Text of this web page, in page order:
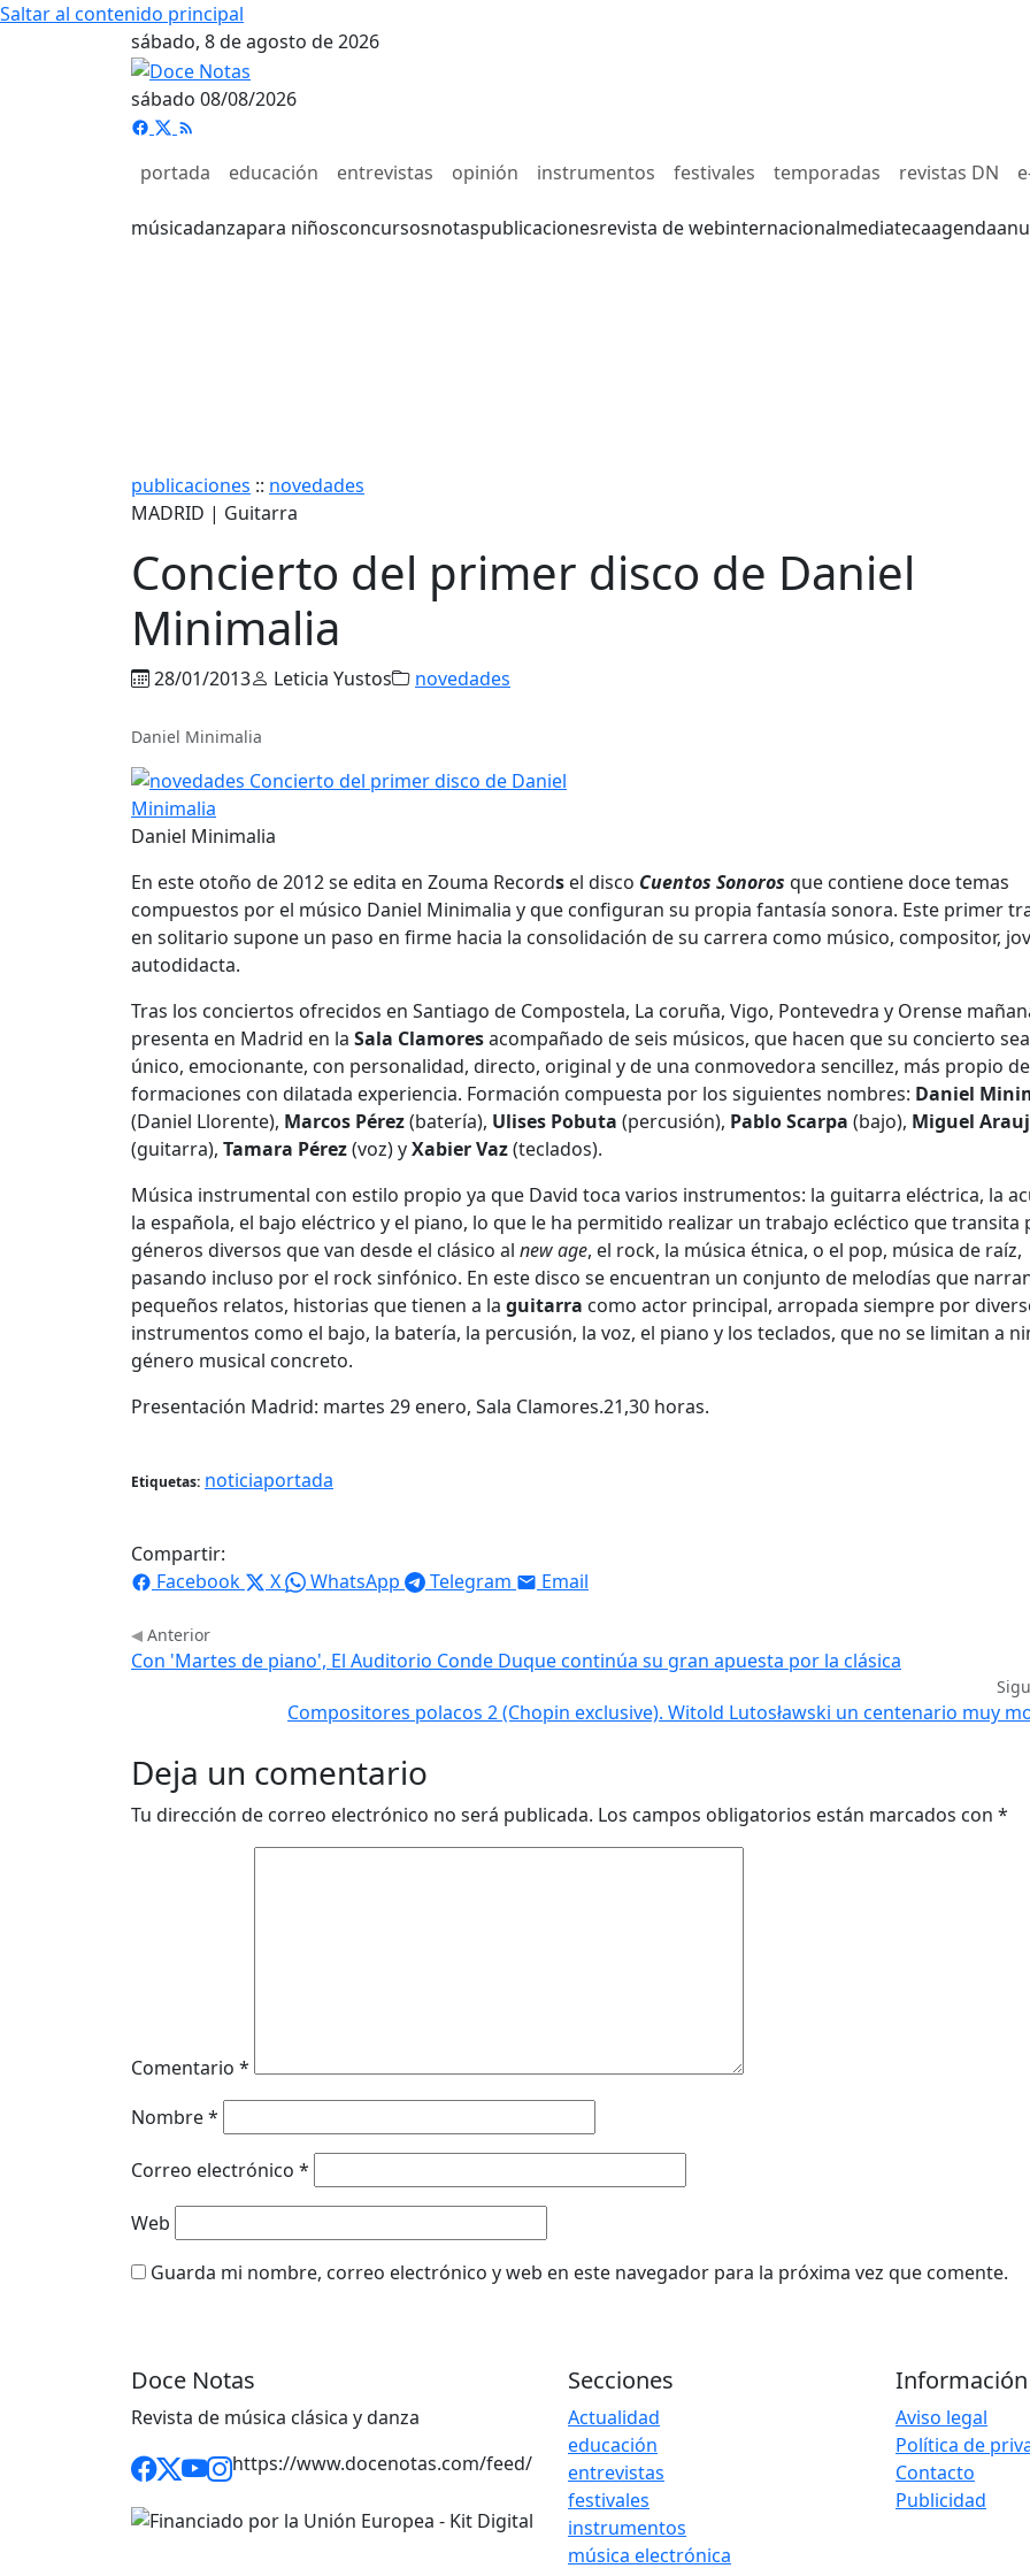
Saltar al contenido principal
sábado, 8 de agosto de 2026
sábado 08/08/2026
portada educación entrevistas opinión instrumentos festivales temporadas revistas DN
músicadanzapara niñosconcursosnotaspublicacionesrevista de webinternacionalmediatecaagenda
publicaciones :: novedades
MADRID | Guitarra
Concierto del primer disco de Daniel
Minimalia
28/01/2013 Leticia Yustos novedades
Daniel Minimalia
Daniel Minimalia
En este otoño de 2012 se edita en Zouma Records el disco Cuentos Sonoros que contiene doce temas
compuestos por el músico Daniel Minimalia y que configuran su propia fantasía sonora. Este primer
en solitario supone un paso en firme hacia la consolidación de su carrera como músico, compositor,
autodidacta.
Tras los conciertos ofrecidos en Santiago de Compostela, La coruña, Vigo, Pontevedra y Orense
presenta en Madrid en la Sala Clamoresacompañado de seis músicos, que hacen que su concierto sea
único, emocionante, con personalidad, directo, original y de una conmovedora sencillez, más propio de
formaciones con dilatada experiencia. Formación compuesta por los siguientes nombres: Daniel
(Daniel Llorente), Marcos Pérez(batería), Ulises Pobuta (percusión), Pablo Scarpa (bajo), Miguel
(guitarra), Tamara Pérez(voz) yXabier Vaz(teclados).
Música instrumental con estilo propio ya que David toca varios instrumentos: la guitarra eléctrica, la
la española, el bajo eléctrico y el piano, lo que le ha permitido realizar un trabajo ecléctico que transita
géneros diversos que van desde el clásico al new age, el rock, la música étnica, o el pop, música de raíz,
pasando incluso por el rock sinfónico. En este disco se encuentran un conjunto de melodías que
pequeños relatos, historias que tienen a la guitarra como actor principal, arropada siempre por
instrumentos como el bajo, la batería, la percusión, la voz, el piano y los teclados, que no se limitan a
género musical concreto.
Presentación Madrid: martes 29 enero, Sala Clamores.21,30 horas.
Etiquetas: noticiaportada
Compartir:
Facebook
X WhatsApp Telegram Email
Anterior
Con 'Martes de piano', El Auditorio Conde Duque continúa su gran apuesta por la clásica
Compositores polacos 2 (Chopin exclusive). Witold Lutosławski un centenario muy
Deja un comentario
Tu dirección de correo electrónico no será publicada. Los campos obligatorios están marcados con *
Comentario *
Nombre*
Correo electrónico *
Web
Guarda mi nombre, correo electrónico y web en este navegador para la próxima vez que comente.
Doce Notas
Revista de música clásica y danza
https://www.docenotas.com/feed/
Secciones
Actualidad
educación
entrevistas
festivales
instrumentos
música electrónica
Información
Aviso legal
Política de
Contacto
Publicidad